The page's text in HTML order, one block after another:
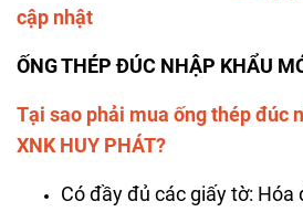
cập nhật
ỐNG THÉP ĐÚC NHẬP KHẨU
Tại sao phải mua ống thép đúc
XNK HUY PHÁT?
Có đầy đủ các giấy tờ: Hóa